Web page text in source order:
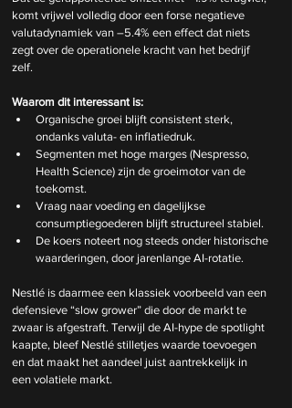
komt vrijwel volledig door een forse negatieve
valutadynamiek van –5.4% een effect dat niets
zegt over de operationele kracht van het bedrijf
zelf.
Waarom dit interessant is:
Organische groei blijft consistent sterk,
ondanks valuta- en inflatiedruk.
Segmenten met hoge marges (Nespresso,
Health Science) zijn de groeimotor van de
toekomst.
Vraag naar voeding en dagelijkse
consumptiegoederen blijft structureel stabiel.
De koers noteert nog steeds onder historische
waarderingen, door jarenlange AI-rotatie.
Nestlé is daarmee een klassiek voorbeeld van een
defensieve “slow grower” die door de markt te
zwaar is afgestraft. Terwijl de AI-hype de spotlight
kaapte, bleef Nestlé stilletjes waarde toevoegen
en dat maakt het aandeel juist aantrekkelijk in
een volatiele markt.